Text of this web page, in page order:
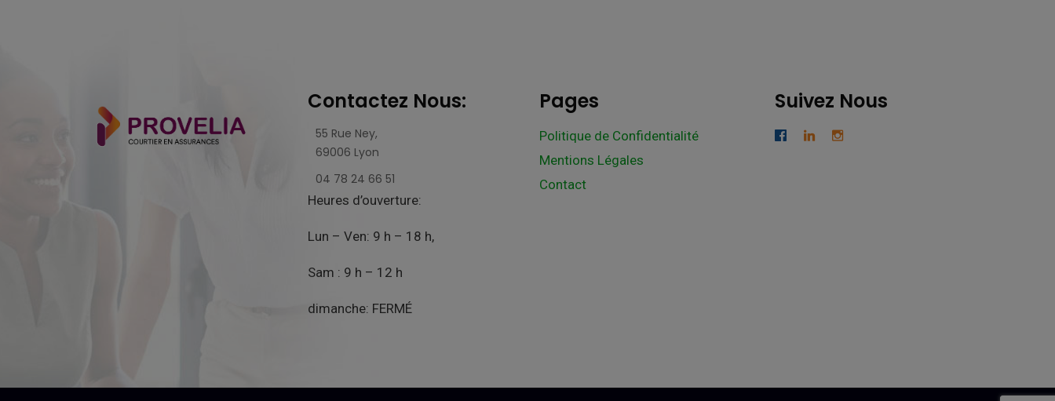
Contactez Nous:
55 Rue Ney,
69006 Lyon
04 78 24 66 51
Heures d’ouverture:
Lun – Ven: 9 h – 18 h,
Sam : 9 h – 12 h
dimanche: FERMÉ
Pages
Politique de Confidentialité
Mentions Légales
Contact
Suivez Nous